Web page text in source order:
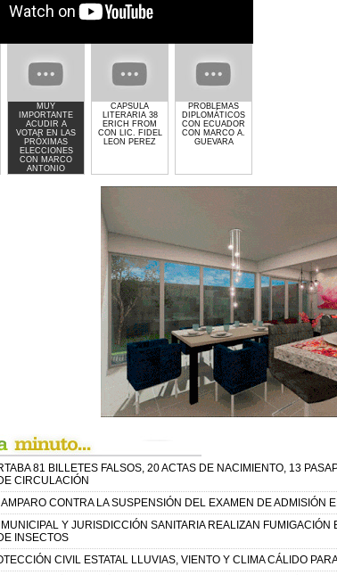
MUY
IMPORTANTE
ACUDIR A
VOTAR EN LAS
PRÓXIMAS
ELECCIONES
CON MARCO
ANTONIO
GUEVARA
CAPSULA
LITERARIA 38
ERICH FROM
CON LIC. FIDEL
LEON PEREZ
PROBLEMAS
DIPLOMÁTICOS
CON ECUADOR
CON MARCO A.
GUEVARA
81 BILLETES FALSOS, 20 ACTAS DE NACIMIENTO, 13
CIRCULACIÓN
CONTRA LA SUSPENSIÓN DEL EXAMEN DE ADMISIÓN
Y JURISDICCIÓN SANITARIA REALIZAN
INSECTOS
CIVIL ESTATAL LLUVIAS, VIENTO Y CLIMA CÁLIDO